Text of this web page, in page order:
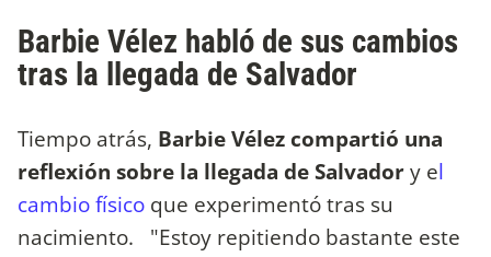
Barbie Vélez habló de sus cambios
tras la llegada de Salvador
Tiempo atrás, Barbie Vélez compartió una
reflexión sobre la llegada de Salvadory el
cambio físico que experimentó tras su
nacimiento. "Estoy repitiendo bastante este